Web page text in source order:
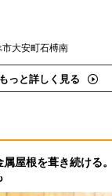
大安町石榑南
もっと詳しく見る
屋根を葺き続ける